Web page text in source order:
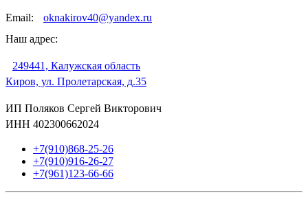
Email:
oknakirov40@yandex.ru
Наш адрес:
249441, Калужская область
Киров, ул. Пролетарская, д.35
ИП Поляков Сергей Викторович
ИНН 402300662024
+7(910)868-25-26
+7(910)916-26-27
+7(961)123-66-66